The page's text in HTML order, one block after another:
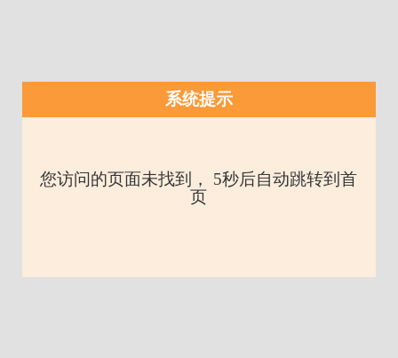
系统提示
您访问的页面未找到， 5秒后自动跳转到首
页